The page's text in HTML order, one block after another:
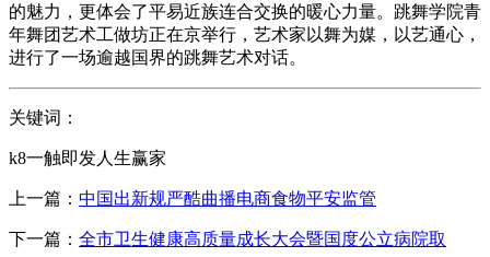
的魅力，更体会了平易近族连合交换的暖心力量。跳舞学院青
年舞团艺术工做坊正在京举行，艺术家以舞为媒，以艺通心，
进行了一场逾越国界的跳舞艺术对话。
关键词：
k8一触即发人生赢家
上一篇： 中国出新规严酷曲播电商食物平安监管
下一篇： 全市卫生健康高质量成长大会暨国度公立病院取